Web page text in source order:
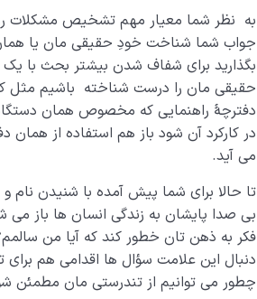
به نظر شما معیار مهم تشخیص مشکلات
جواب شما شناخت خودِ حقیقی مان یا
بگذارید برای شفاف شدن بیشتر بحث با یک
حقیقی مان را درست شناخته باشیم مثل
دفترچۀ راهنمایی که مخصوص همان
در کارکرد آن شود باز هم استفاده از همان
می آید.
تا حالا برای شما پیش آمده با شنیدن
بی صدا پایشان به زندگی انسان ها باز می
فکر به ذهن تان خطور کند که آیا من
دنبال این علامت سؤال ها اقدامی هم برای
چطور می توانیم از تندرستی مان مطمئن